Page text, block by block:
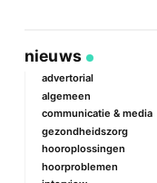
nieuws
advertorial
algemeen
communicatie & media
gezondheidszorg
hooroplossingen
hoorproblemen